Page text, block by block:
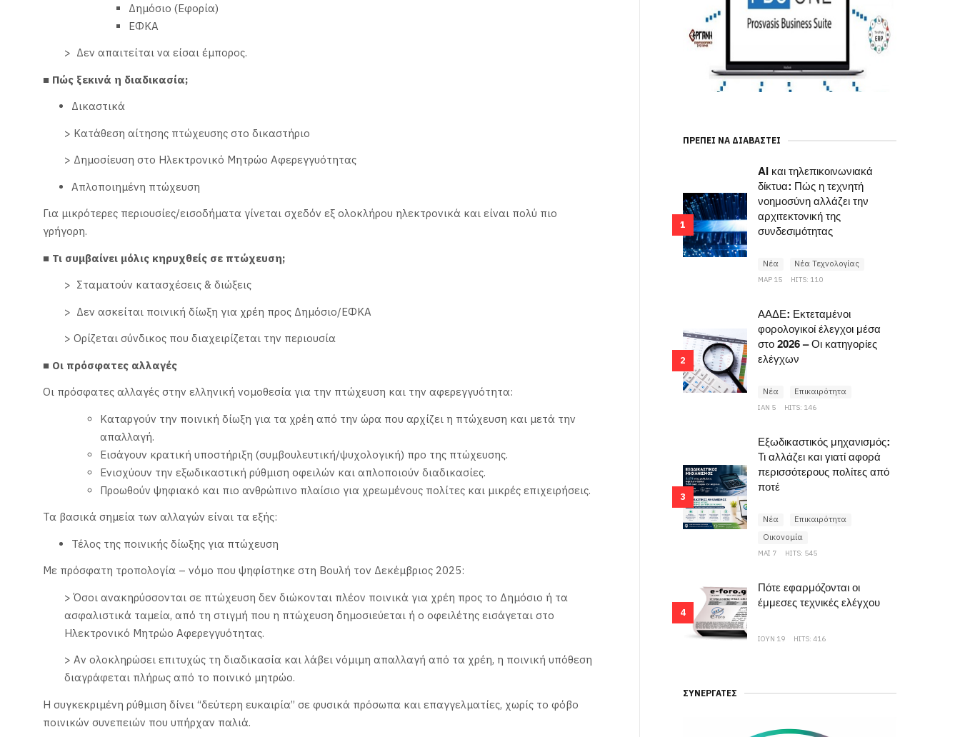
Δημόσιο (Εφορία)
ΕΦΚΑ
> Δεν απαιτείται να είσαι έμπορος.
■ Πώς ξεκινά η διαδικασία;
Δικαστικά
> Κατάθεση αίτησης πτώχευσης στο δικαστήριο
> Δημοσίευση στο Ηλεκτρονικό Μητρώο Αφερεγγυότητας
Απλοποιημένη πτώχευση
Για μικρότερες περιουσίες/εισοδήματα γίνεται σχεδόν εξ ολοκλήρου ηλεκτρονικά και είναι πολύ πιο
γρήγορη.
■ Τι συμβαίνει μόλις κηρυχθείς σε πτώχευση;
> Σταματούν κατασχέσεις & διώξεις
> Δεν ασκείται ποινική δίωξη για χρέη προς Δημόσιο/ΕΦΚΑ
> Ορίζεται σύνδικος που διαχειρίζεται την περιουσία
■ Οι πρόσφατες αλλαγές
Οι πρόσφατες αλλαγές στην ελληνική νομοθεσία για την πτώχευση και την αφερεγγυότητα:
Καταργούν την ποινική δίωξη για τα χρέη από την ώρα που αρχίζει η πτώχευση και μετά την
απαλλαγή.
Εισάγουν κρατική υποστήριξη (συμβουλευτική/ψυχολογική) προ της πτώχευσης.
Ενισχύουν την εξωδικαστική ρύθμιση οφειλών και απλοποιούν διαδικασίες.
Προωθούν ψηφιακό και πιο ανθρώπινο πλαίσιο για χρεωμένους πολίτες και μικρές επιχειρήσεις.
Τα βασικά σημεία των αλλαγών είναι τα εξής:
Τέλος της ποινικής δίωξης για πτώχευση
Με πρόσφατη τροπολογία – νόμο που ψηφίστηκε στη Βουλή τον Δεκέμβριος 2025:
> Όσοι ανακηρύσσονται σε πτώχευση δεν διώκονται πλέον ποινικά για χρέη προς το Δημόσιο ή τα
ασφαλιστικά ταμεία, από τη στιγμή που η πτώχευση δημοσιεύεται ή ο οφειλέτης εισάγεται στο
Ηλεκτρονικό Μητρώο Αφερεγγυότητας.
> Αν ολοκληρώσει επιτυχώς τη διαδικασία και λάβει νόμιμη απαλλαγή από τα χρέη, η ποινική υπόθεση
διαγράφεται πλήρως από το ποινικό μητρώο.
Η συγκεκριμένη ρύθμιση δίνει “δεύτερη ευκαιρία” σε φυσικά πρόσωπα και επαγγελματίες, χωρίς το φόβο
ποινικών συνεπειών που υπήρχαν παλιά.
ΠΡΈΠΕΙ ΝΑ ΔΙΑΒΑΣΤΕΊ
1
AI και τηλεπικοινωνιακά
δίκτυα: Πώς η τεχνητή
νοημοσύνη αλλάζει την
αρχιτεκτονική της
συνδεσιμότητας
ΜΑΡ 15 HITS: 110
Νέα Νέα Τεχνολογίας
2
ΑΑΔΕ: Εκτεταμένοι
φορολογικοί έλεγχοι μέσα
στο 2026 – Οι κατηγορίες
ελέγχων
ΙΑΝ 5 HITS: 146
Νέα Επικαιρότητα
3
Εξωδικαστικός μηχανισμός:
Τι αλλάζει και γιατί αφορά
περισσότερους πολίτες από
ποτέ
ΜΆΙ 7 HITS: 545
Νέα
Επικαιρότητα
Οικονομία
4
Πότε εφαρμόζονται οι
έμμεσες τεχνικές ελέγχου
ΙΟΥΝ 19 HITS: 416
ΣΥΝΕΡΓΆΤΕΣ